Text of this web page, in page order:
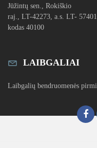
Jūžintų sen., Rokiškio
raj., LT-42273, a.s. LT-
kodas 40100
LAIBGALIAI
Laibgalių bendruomenės